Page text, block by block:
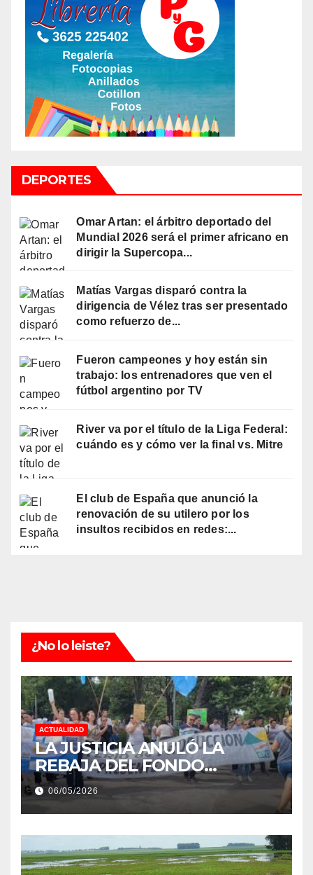
DEPORTES
Omar Artan: el árbitro deportado del
Mundial 2026 será el primer africano en
dirigir la Supercopa...
Matías Vargas disparó contra la
dirigencia de Vélez tras ser presentado
como refuerzo de...
Fueron campeones y hoy están sin
trabajo: los entrenadores que ven el
fútbol argentino por TV
River va por el título de la Liga Federal:
cuándo es y cómo ver la final vs. Mitre
El club de España que anunció la
renovación de su utilero por los
insultos recibidos en redes:...
¿No lo leiste?
ACTUALIDAD
LA JUSTICIA ANULÓ LA
REBAJA DEL FONDO
ESTÍMULO A EMPLEADOS DE
PRODUCCIÓN DE LA
PROVINCIA DEL CHACO
06/05/2026